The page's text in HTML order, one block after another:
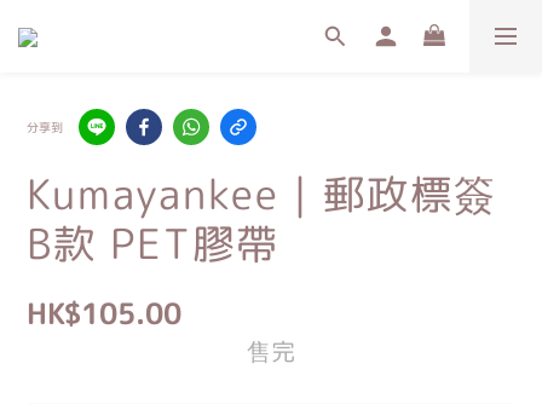
分享到
Kumayankee｜郵政標簽
B款 PET膠帶
HK$105.00
售完